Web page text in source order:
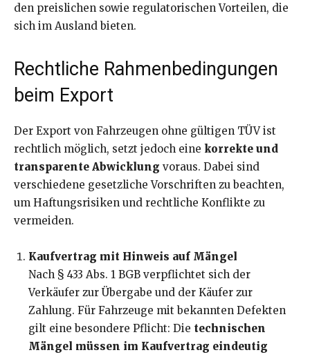
den preislichen sowie regulatorischen Vorteilen, die
sich im Ausland bieten.
Rechtliche Rahmenbedingungen
beim Export
Der Export von Fahrzeugen ohne gültigen TÜV ist
rechtlich möglich, setzt jedoch eine korrekte und
transparente Abwicklung voraus. Dabei sind
verschiedene gesetzliche Vorschriften zu beachten,
um Haftungsrisiken und rechtliche Konflikte zu
vermeiden.
Kaufvertrag mit Hinweis auf Mängel
Nach § 433 Abs. 1 BGB verpflichtet sich der
Verkäufer zur Übergabe und der Käufer zur
Zahlung. Für Fahrzeuge mit bekannten Defekten
gilt eine besondere Pflicht: Die technischen
Mängel müssen im Kaufvertrag eindeutig